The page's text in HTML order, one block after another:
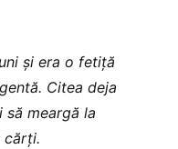
și era o fetiță
Citea deja
să meargă la
cărți.